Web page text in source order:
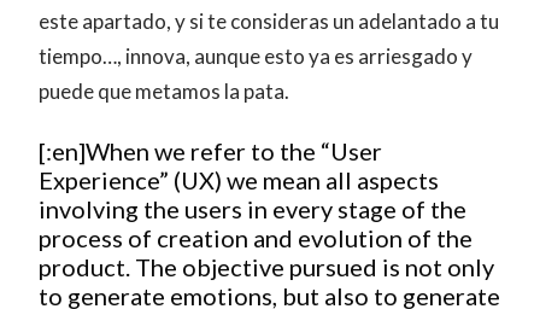
este apartado, y si te consideras un adelantado a tu
tiempo…, innova, aunque esto ya es arriesgado y
puede que metamos la pata.
[:en]When we refer to the “User
Experience” (UX) we mean all aspects
involving the users in every stage of the
process of creation and evolution of the
product. The objective pursued is not only
to generate emotions, but also to generate